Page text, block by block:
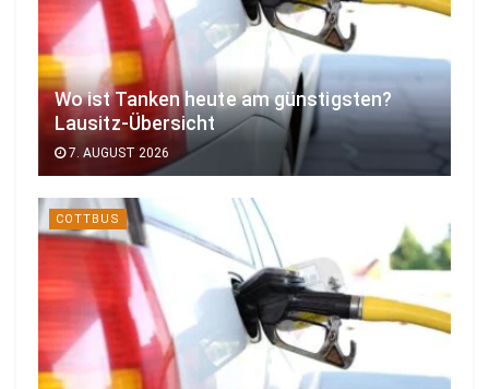
Wo ist Tanken heute am günstigsten?
Lausitz-Übersicht
7. AUGUST 2026
COTTBUS